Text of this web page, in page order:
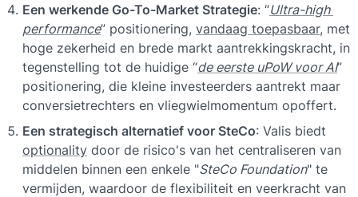
Een werkende Go-To-Market Strategie: “Ultra-high
performance” positionering, vandaag toepasbaar, met
hoge zekerheid en brede markt aantrekkingskracht, in
tegenstelling tot de huidige “de eerste uPoW voor AI”
positionering, die kleine investeerders aantrekt maar
conversietrechters en vliegwielmomentum opoffert.
Een strategisch alternatief voor SteCo
optionality door de risico's van het centraliseren van
middelen binnen een enkele "SteCo Foundation" te
vermijden, waardoor de flexibiliteit en veerkracht van